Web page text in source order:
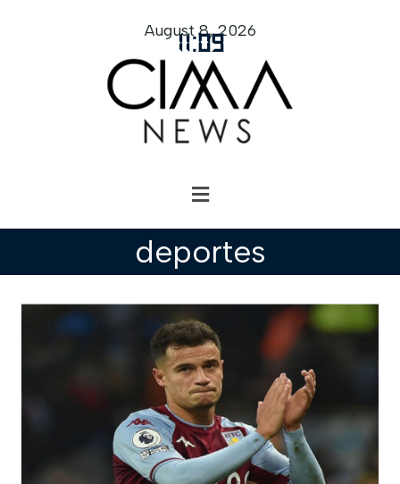
11:09
August 8, 2026
deportes